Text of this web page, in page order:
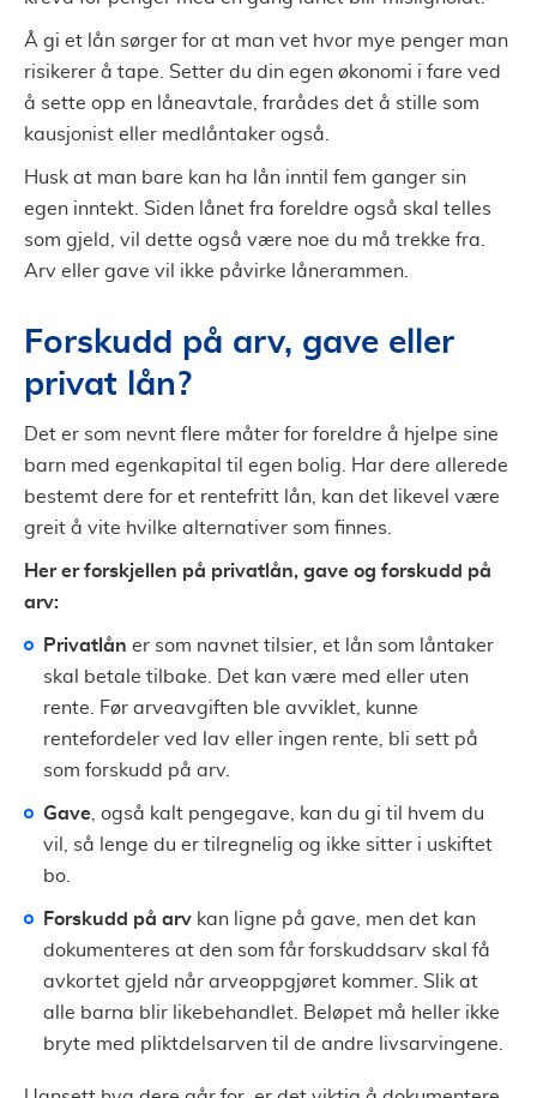
Å gi et lån sørger for at man vet hvor mye penger man
risikerer å tape. Setter du din egen økonomi i fare ved
å sette opp en låneavtale, frarådes det å stille som
kausjonist eller medlåntaker også.
Husk at man bare kan ha lån inntil fem ganger sin
egen inntekt. Siden lånet fra foreldre også skal telles
som gjeld, vil dette også være noe du må trekke fra.
Arv eller gave vil ikke påvirke lånerammen.
Forskudd på arv, gave eller
privat lån?
Det er som nevnt flere måter for foreldre å hjelpe sine
barn med egenkapital til egen bolig. Har dere allerede
bestemt dere for et rentefritt lån, kan det likevel være
greit å vite hvilke alternativer som finnes.
Her er forskjellen på privatlån, gave og forskudd på
arv:
Privatlån er som navnet tilsier, et lån som låntaker
skal betale tilbake. Det kan være med eller uten
rente. Før arveavgiften ble avviklet, kunne
rentefordeler ved lav eller ingen rente, bli sett på
som forskudd på arv.
Gave , også kalt pengegave, kan du gi til hvem du
vil, så lenge du er tilregnelig og ikke sitter i uskiftet
bo.
Forskudd på arv kan ligne på gave, men det kan
dokumenteres at den som får forskuddsarv skal få
avkortet gjeld når arveoppgjøret kommer. Slik at
alle barna blir likebehandlet. Beløpet må heller ikke
bryte med pliktdelsarven til de andre livsarvingene.